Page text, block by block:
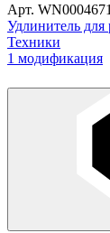
Арт.
Удлинитель для
Техники
1 модификация